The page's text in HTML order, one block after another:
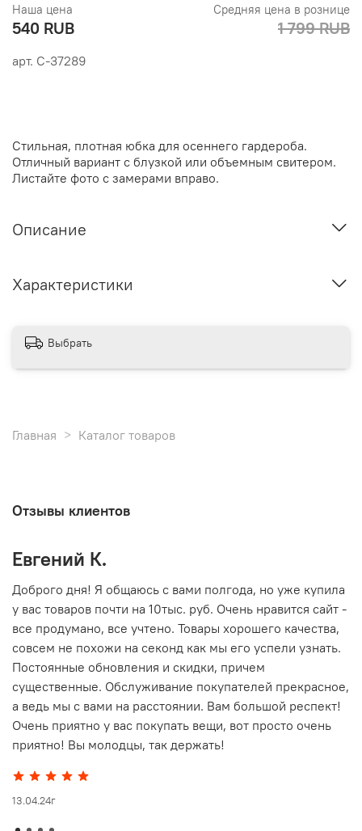
арт. С-37289
Наша цена
540 RUB
Средняя цена в рознице
1 799 RUB
Стильная, плотная юбка для осеннего гардероба.
Отличный вариант с блузкой или объемным свитером.
Листайте фото с замерами вправо.
Описание
Характеристики
Выбрать
Главная Каталог товаров
Отзывы клиентов
Евгений К.
Доброго дня! Я общаюсь с вами полгода, но уже купила
у вас товаров почти на 10тыс. руб. Очень нравится сайт -
все продумано, все учтено. Товары хорошего качества,
совсем не похожи на секонд как мы его успели узнать.
Постоянные обновления и скидки, причем
существенные. Обслуживание покупателей прекрасное,
а ведь мы с вами на расстоянии. Вам большой респект!
Очень приятно у вас покупать вещи, вот просто очень
приятно! Вы молодцы, так держать!
13.04.24г